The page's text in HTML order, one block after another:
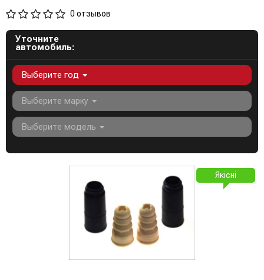
0 отзывов
Уточните
автомобиль:
Выберите год
Выберите марку
Выберите модель
Якісні